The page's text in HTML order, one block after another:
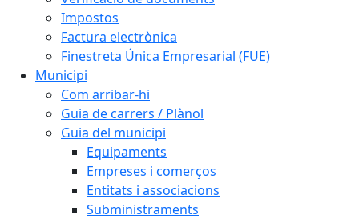
Impostos
Factura electrònica
Finestreta Única Empresarial (FUE)
Municipi
Com arribar-hi
Guia de carrers / Plànol
Guia del municipi
Equipaments
Empreses i comerços
Entitats i associacions
Subministraments